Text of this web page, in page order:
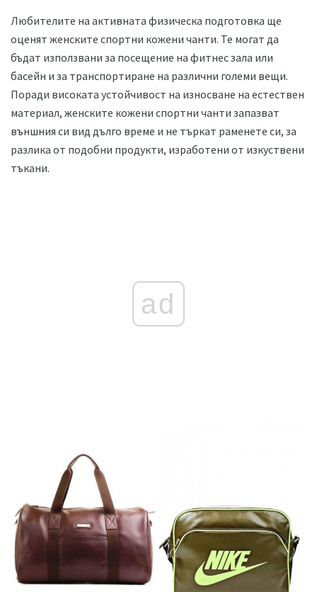
Любителите на активната физическа подготовка ще
оценят женските спортни кожени чанти. Те могат да
бъдат използвани за посещение на фитнес зала или
басейн и за транспортиране на различни големи вещи.
Поради високата устойчивост на износване на естествен
материал, женските кожени спортни чанти запазват
външния си вид дълго време и не търкат раменете си, за
разлика от подобни продукти, изработени от изкуствени
тъкани.
ad